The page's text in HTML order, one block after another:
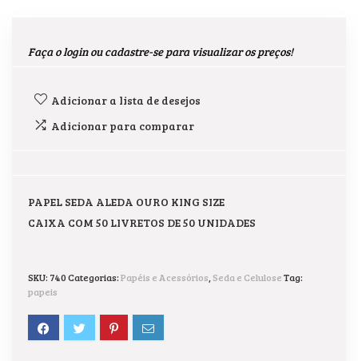
Faça o login ou cadastre-se para visualizar os preços!
Adicionar a lista de desejos
Adicionar para comparar
PAPEL SEDA ALEDA OURO KING SIZE
CAIXA COM 50 LIVRETOS DE 50 UNIDADES
SKU: 740Categorias:Papéis e Acessórios Seda e CeluloseTag:
papeis